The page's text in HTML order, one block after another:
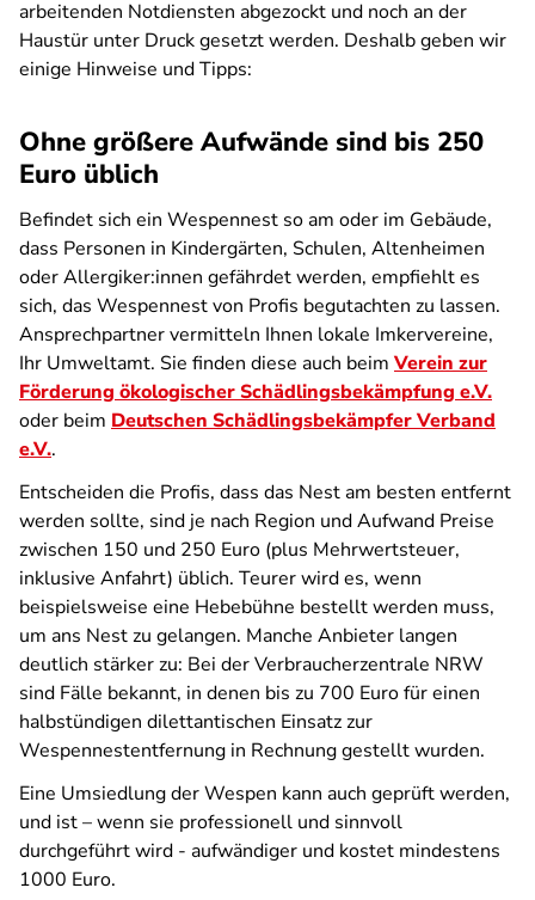
arbeitenden Notdiensten abgezockt und noch an der
Haustür unter Druck gesetzt werden. Deshalb geben wir
einige Hinweise und Tipps:
Ohne größere Aufwände sind bis 250
Euro üblich
Befindet sich ein Wespennest so am oder im Gebäude,
dass Personen in Kindergärten, Schulen, Altenheimen
oder Allergiker:innen gefährdet werden, empfiehlt es
sich, das Wespennest von Profis begutachten zu lassen.
Ansprechpartner vermitteln Ihnen lokale Imkervereine,
Ihr Umweltamt. Sie finden diese auch beim Verein zur
Förderung ökologischer Schädlingsbekämpfung e.V.
oder beim Deutschen Schädlingsbekämpfer Verband
e.V..
Entscheiden die Profis, dass das Nest am besten entfernt
werden sollte, sind je nach Region und Aufwand Preise
zwischen 150 und 250 Euro (plus Mehrwertsteuer,
inklusive Anfahrt) üblich. Teurer wird es, wenn
beispielsweise eine Hebebühne bestellt werden muss,
um ans Nest zu gelangen. Manche Anbieter langen
deutlich stärker zu: Bei der Verbraucherzentrale NRW
sind Fälle bekannt, in denen bis zu 700 Euro für einen
halbstündigen dilettantischen Einsatz zur
Wespennestentfernung in Rechnung gestellt wurden.
Eine Umsiedlung der Wespen kann auch geprüft werden,
und ist – wenn sie professionell und sinnvoll
durchgeführt wird - aufwändiger und kostet mindestens
1000 Euro.